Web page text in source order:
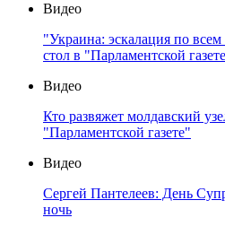
Видео
"Украина: эскалация по
стол в "Парламентской
Видео
Кто развяжет молдавский
"Парламентской газете"
Видео
Сергей Пантелеев: День
ночь